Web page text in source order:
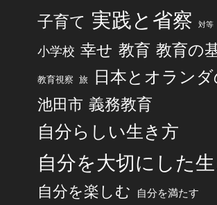
子育て 実践と省察 対等
小学校 幸せ 教育 教育の
教育視察 旅 日本とオラン
池田市 義務教育
自分らしい生き方
自分を大切にした
自分を楽しむ 自分を満たす